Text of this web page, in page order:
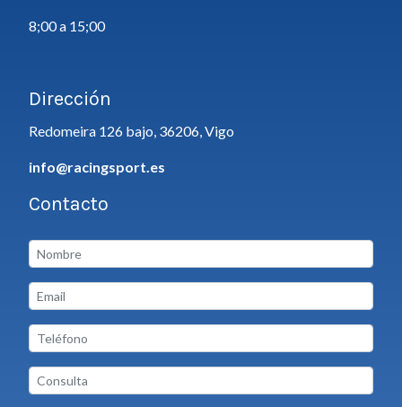
8;00 a 15;00
Dirección
Redomeira 126 bajo, 36206, Vigo
info@racingsport.es
Contacto